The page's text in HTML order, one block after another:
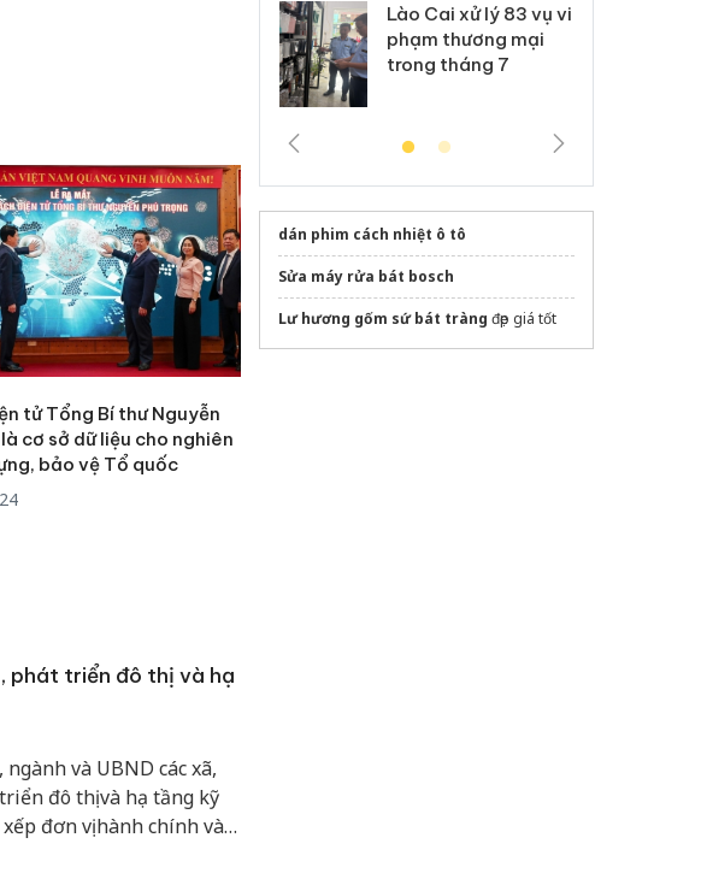
tử Tổng Bí thư Nguyễn
cơ sở dữ liệu cho nghiên
bảo vệ Tổ quốc
phát triển đô thị và hạ
và UBND các xã,
đô thị và hạ tầng kỹ
đơn vị hành chính và
Lào Cai xử lý 83 vụ vi
phạm thương mại
trong tháng 7
dán phim cách nhiệt ô tô
Sửa máy rửa bát bosch
Lư hương gốm sứ bát tràng đẹp giá tốt